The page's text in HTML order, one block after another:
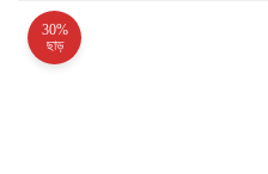
30%
ছাড়